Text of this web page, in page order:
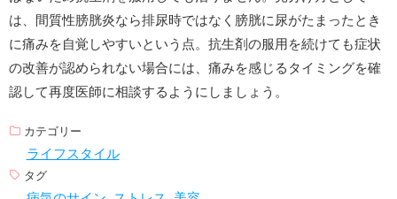
は、間質性膀胱炎なら排尿時ではなく膀胱に尿がたまったとき
に痛みを自覚しやすいという点。抗生剤の服用を続けても症状
の改善が認められない場合には、痛みを感じるタイミングを確
認して再度医師に相談するようにしましょう。
カテゴリー
ライフスタイル
タグ